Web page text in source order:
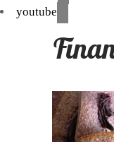
youtube